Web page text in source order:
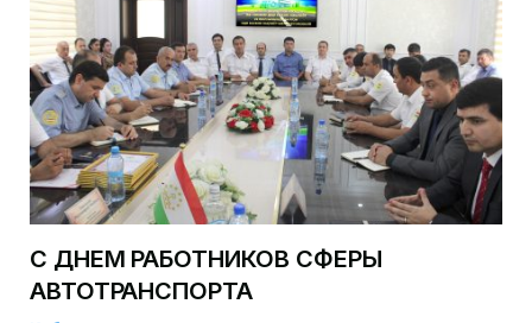
С ДНЕМ РАБОТНИКОВ СФЕРЫ
АВТОТРАНСПОРТА